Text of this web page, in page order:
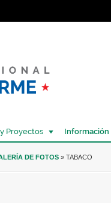
Proyectos Información
DE FOTOS » TABACO